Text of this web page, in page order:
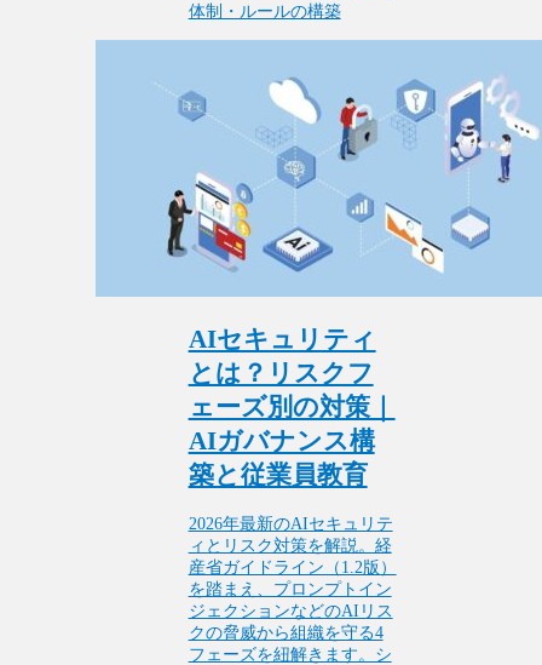
体制・ルールの構築
AIセキュリティ
とは？リスクフ
ェーズ別の対策｜
AIガバナンス構
築と従業員教育
2026年最新のAIセキュリテ
ィとリスク対策を解説。経
産省ガイドライン（1.2版）
を踏まえ、プロンプトイン
ジェクションなどのAIリス
クの脅威から組織を守る4
フェーズを紐解きます。シ